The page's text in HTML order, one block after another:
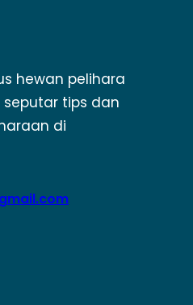
hewan pelihara
seputar tips dan
di